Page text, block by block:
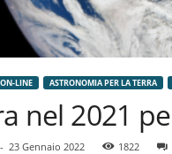
LINE ASTRONOMIA PER LA TERRA
nel 2021
23 Gennaio 2022 1822